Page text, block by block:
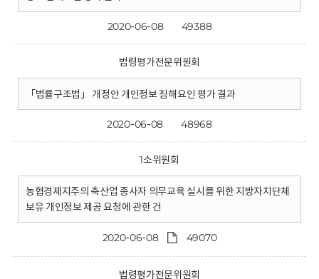
2020-06-08 49388
법령평가전문위원회
「법률구조법」 개정안 개인정보 침해요인 평가 결과
2020-06-08 48968
1소위원회
농협경제지주의 축산업 종사자 의무교육 실시를 위한 지방자치단체
보유 개인정보 제공 요청에 관한 건
2020-06-08 49070
법령평가전문위원회